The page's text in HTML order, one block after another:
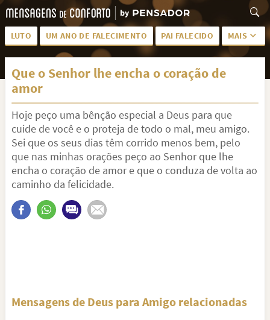
LUTO UM ANO DE FALECIMENTO PAI FALECIDO MAIS
LUTO PARA AMIGA PALAVRAS
PÊSAMES
PÊSAMES PARA AMIGA DESCANSE EM PAZ
MEUS SENTIMENTOS PÊSAMES PARA AMIGO
FRASES DE LUTO PARA AMIGO FIM DE NAMORO
TODAS AS CATEGORIAS
Que o Senhor lhe encha o coração de
amor
Hoje peço uma bênção especial a Deus para que
cuide de você e o proteja de todo o mal, meu amigo.
Sei que os seus dias têm corrido menos bem, pelo
que nas minhas orações peço ao Senhor que lhe
encha o coração de amor e que o conduza de volta ao
caminho da felicidade.
Mensagens de Deus para Amigo relacionadas